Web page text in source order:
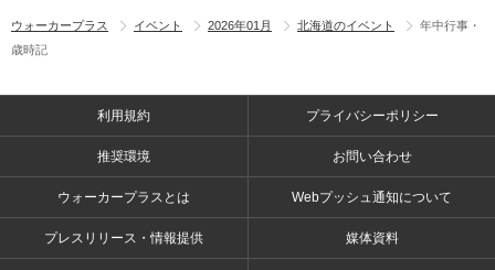
ウォーカープラス イベント 2026年01月 北海道のイベント
年中行事・
歳時記
利用規約 プライバシーポリシー
推奨環境 お問い合わせ
ウォーカープラスとは Webプッシュ通知について
プレスリリース・情報提供 媒体資料